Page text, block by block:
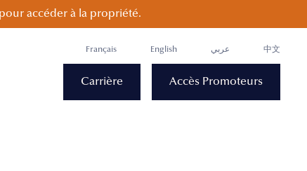
accéder à la propriété.
Français English عربي 中文
Carrière Accès Promoteurs